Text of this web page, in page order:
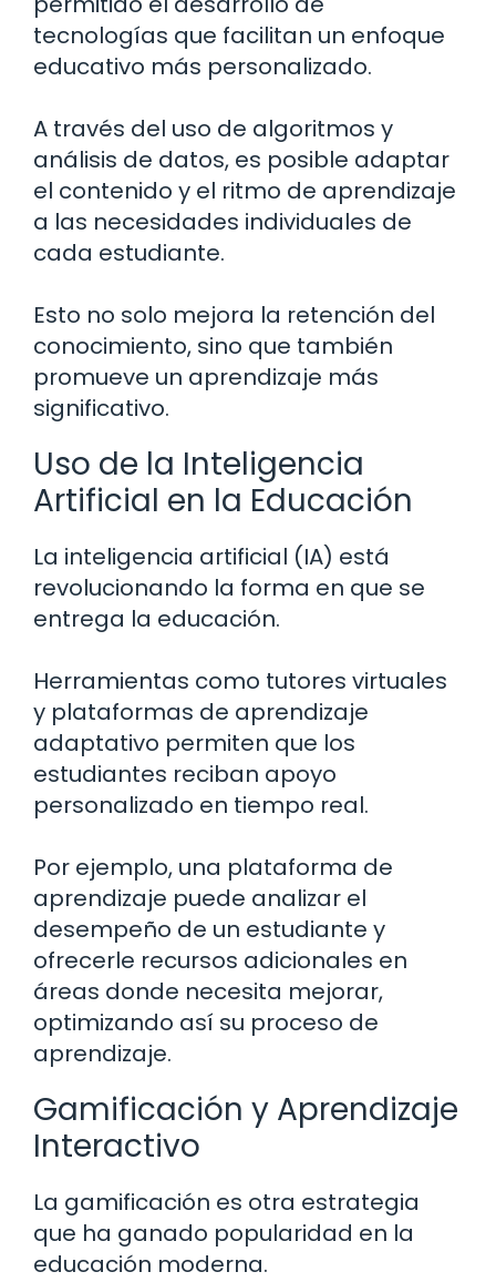
tecnologías que facilitan un enfoque
educativo más personalizado.
A través del uso de algoritmos y
análisis de datos, es posible adaptar
el contenido y el ritmo de aprendizaje
a las necesidades individuales de
cada estudiante.
Esto no solo mejora la retención del
conocimiento, sino que también
promueve un aprendizaje más
significativo.
Uso de la Inteligencia
Artificial en la Educación
La inteligencia artificial (IA) está
revolucionando la forma en que se
entrega la educación.
Herramientas como tutores virtuales
y plataformas de aprendizaje
adaptativo permiten que los
estudiantes reciban apoyo
personalizado en tiempo real.
Por ejemplo, una plataforma de
aprendizaje puede analizar el
desempeño de un estudiante y
ofrecerle recursos adicionales en
áreas donde necesita mejorar,
optimizando así su proceso de
aprendizaje.
Gamificación y Aprendizaje
Interactivo
La gamificación es otra estrategia
que ha ganado popularidad en la
educación moderna.